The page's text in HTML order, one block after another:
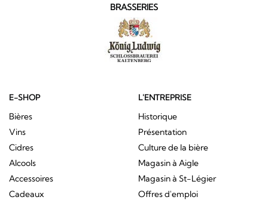
BRASSERIES
E-SHOP
Bières
Vins
Cidres
Alcools
Accessoires
Cadeaux
L'ENTREPRISE
Historique
Présentation
Culture de la bière
Magasin à Aigle
Magasin à St-Légier
Offres d'emploi